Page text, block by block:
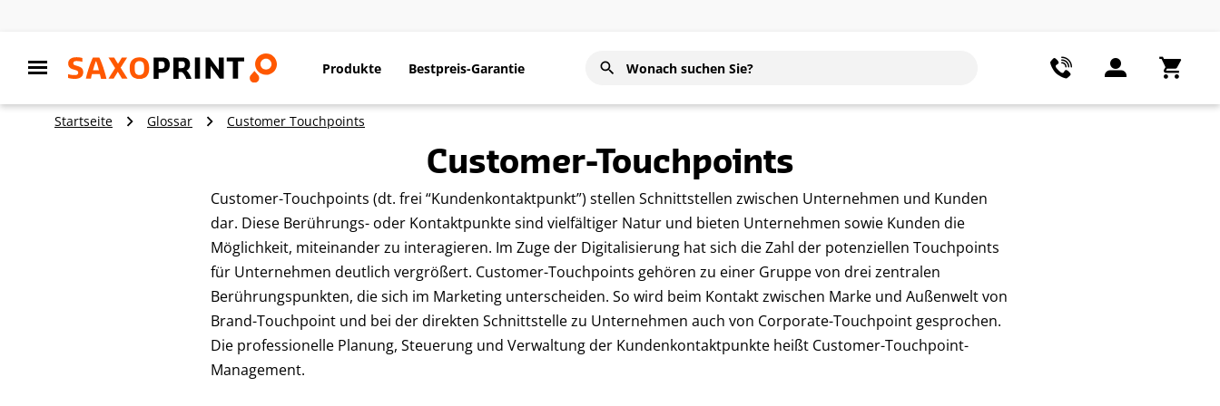
Produkte Bestpreis-Garantie
Startseite Glossar Customer Touchpoints
Customer-Touchpoints
Customer-Touchpoints (dt. frei “Kundenkontaktpunkt”) stellen Schnittstellen zwischen Unternehmen und Kunden
dar. Diese Berührungs- oder Kontaktpunkte sind vielfältiger Natur und bieten Unternehmen sowie Kunden die
Möglichkeit, miteinander zu interagieren. Im Zuge der Digitalisierung hat sich die Zahl der potenziellen Touchpoints
für Unternehmen deutlich vergrößert. Customer-Touchpoints gehören zu einer Gruppe von drei zentralen
Berührungspunkten, die sich im Marketing unterscheiden. So wird beim Kontakt zwischen Marke und Außenwelt von
Brand-Touchpoint und bei der direkten Schnittstelle zu Unternehmen auch von Corporate-Touchpoint gesprochen.
Die professionelle Planung, Steuerung und Verwaltung der Kundenkontaktpunkte heißt Customer-Touchpoint-
Management.